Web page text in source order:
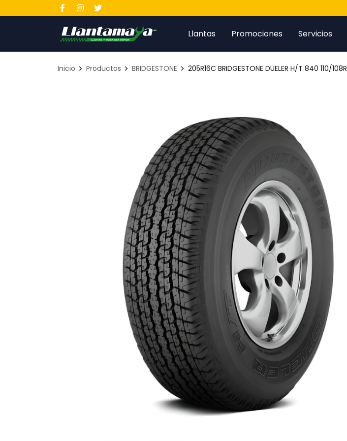
Llantas Promociones Servicios
Inicio Productos BRIDGESTONE 205R16C BRIDGESTONE DUELER H/T 840 110/108R